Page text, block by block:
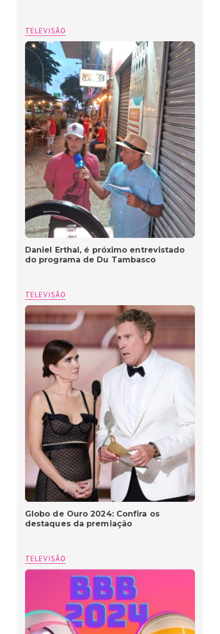
TELEVISÃO
Daniel Erthal, é próximo entrevistado
do programa de Du Tambasco
TELEVISÃO
Globo de Ouro 2024: Confira os
destaques da premiação
TELEVISÃO